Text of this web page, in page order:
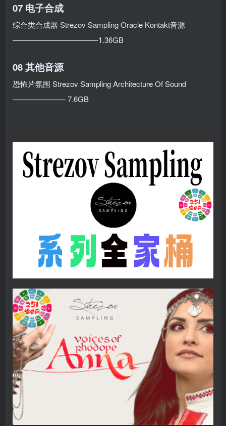
07 电子合成
综合类合成器 Strezov Sampling Oracle Kontakt音源
———————————-1.36GB
08 其他音源
恐怖片氛围 Strezov Sampling Architecture Of Sound
——————— 7.6GB